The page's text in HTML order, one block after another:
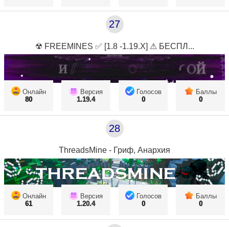
27
☢ FREEMINES ✅ [1.8 -1.19.X] ⚠ БЕСПЛ...
Онлайн
80
Версия
1.19.4
Голосов
0
Баллы
0
28
ThreadsMine - Гриф, Анархия
Онлайн
61
Версия
1.20.4
Голосов
0
Баллы
0